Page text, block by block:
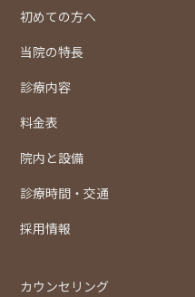
初めての方へ
当院の特長
診療内容
料金表
院内と設備
診療時間・交通
採用情報
カウンセリング